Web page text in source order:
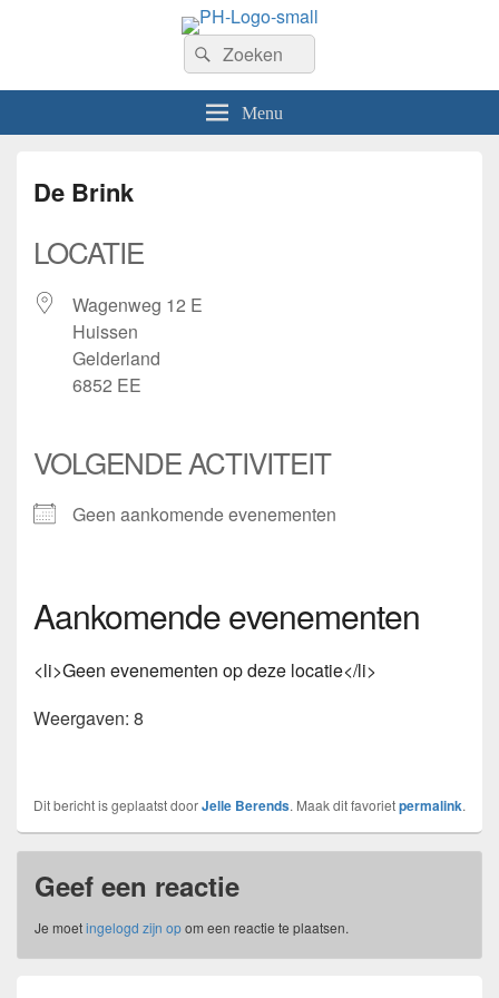
Welkom op de website van Postzegelvereniging PhilaHanze.
Zoeken
naar:
Zoeken
Menu
De Brink
LOCATIE
Wagenweg 12 E
Huissen
Gelderland
6852 EE
VOLGENDE ACTIVITEIT
Geen aankomende evenementen
Aankomende evenementen
<li>Geen evenementen op deze locatie</li>
Weergaven: 8
Dit bericht is geplaatst doorJelle Berends. Maak dit favorietpermalink.
Geef een reactie
Je moetingelogd zijn opom een reactie te plaatsen.